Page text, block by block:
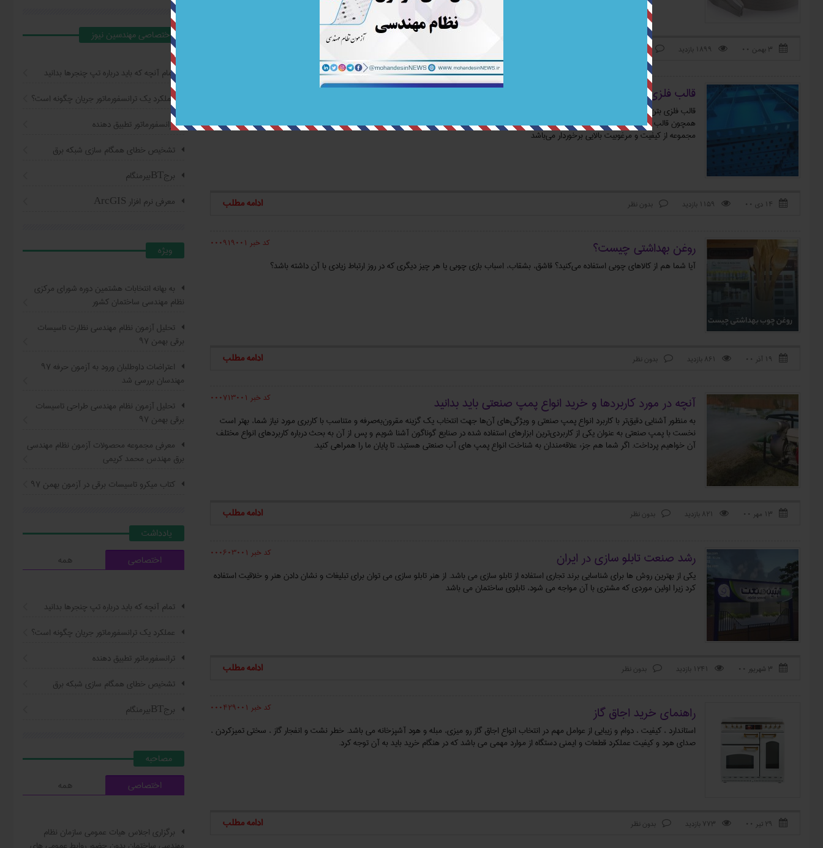
 ۳ بهمن ۰۰  1899 بازدید  بدون نظر
قالب فلزی بتن چیست و چه کارایی دارد؟
قالب فلزی بتن جهت دیوارها؛ ستون‌های بتنی؛ قالب بندی فونداسیون؛ اتوبان سازی و ... مورد استفاده قرار می‌گیرد. جهت اطلاع از قیمت انواع محصولاتی
همچون قالب بتن؛ سولجر؛ جک سقفی و.... می‌توانید به وب‌سایت ghalebbenyamin.com؛ گروه تولیدی قالب بنیامین مراجعه کنید. محصولات این
مجموعه از کیفیت و مرغوبیت بالایی برخوردار می‌باشد
 ۱۴ دی ۰۰  1159 بازدید  بدون نظر ادامه مطلب
کد خبر 000919001 روغن بهداشتی چیست؟
آیا شما هم از کالاهای چوبی استفاده می‌کنید؟ قاشق، بشقاب، اسباب بازی چوبی یا هر چیز دیگری که در روز ارتباط زیادی با آن داشته باشد؟
 ۱۹ آذر ۰۰  861 بازدید  بدون نظر ادامه مطلب
کد خبر 000713001 آنچه در مورد کاربردها و خرید انواع پمپ صنعتی باید بدانید
به منظور آشنایی دقیق‌تر با کاربرد انواع پمپ صنعتی و ویژگی‌های آن‌ها جهت انتخاب یک گزینه مقرون‌به‌صرفه و متناسب با کاربری مورد نیاز شما، بهتر است
نخست با پمپ صنعتی به عنوان یکی از کاربردی‌ترین ابزارهای استفاده شده در صنایع گوناگون آشنا شویم و پس از آن به بحث درباره کاربردهای انواع مختلف
آن خواهیم پرداخت. اگر شما هم جزء علاقه‌مندان به شناخت انواع پمپ های آب صنعتی هستید، تا پایان ما را همراهی کنید.
 ۱۳ مهر ۰۰  821 بازدید  بدون نظر ادامه مطلب
کد خبر 000603001 رشد صنعت تابلو سازی در ایران
یکی از بهترین روش ها برای شناسایی برند تجاری استفاده از تابلو سازی می باشد. از هنر تابلو سازی می توان برای تبلیغات و نشان دادن هنر و خلاقیت استفاده
کرد زیرا اولین موردی که مشتری با آن مواجه می شود، تابلوی ساختمان می باشد
 ۳ شهریور ۰۰  1241 بازدید  بدون نظر ادامه مطلب
کد خبر 000429001 راهنمای خرید اجاق گاز
استاندارد ، کیفیت ، دوام و زیبایی از عوامل مهم در انتخاب انواع اجاق گاز رو میزی، مبله و هود آشپزخانه می باشد. خطر نشت و انفجار گاز ، سختی تمیزکردن ،
صدای هود و کیفیت عملکرد قطعات و ایمنی دستگاه از موارد مهمی می باشد که در هنگام خرید باید به آن توجه کرد.
 ۲۹ تیر ۰۰  773 بازدید  بدون نظر ادامه مطلب
اختصاصي مهندسين نيوز
تمام آنچه که باید درباره تپ چنجرها بدانید
عملکرد یک ترانسفورماتور جریان چگونه است؟
ترانسفورماتور تطبیق دهنده
تشخیص خطای همگام سازی شبکه برق
برجBTبیرمنگام
معرفی نرم افزار ArcGIS
ويژه
به بهانه انتخابات هشتمین دوره شورای مرکزی
نظام مهندسی ساختمان کشور
تحلیل آزمون نظام مهندسی نظارت تاسیسات
برقی بهمن ۹۷
اعتراضات داوطلبان ورود به آزمون حرفه ٩٧
مهندسان بررسی شد
تحلیل آزمون نظام مهندسی طراحی تاسیسات
برقی بهمن ۹۷
معرفی مجموعه محصولات آزمون نظام مهندسی
برق مهندس محمد کریمی
کتاب ميکرو تاسيسات برقي در آزمون بهمن ۹۷
يادداشت
اختصاصی
همه
تمام آنچه که باید درباره تپ چنجرها بدانید
عملکرد یک ترانسفورماتور جریان چگونه است؟
ترانسفورماتور تطبیق دهنده
تشخیص خطای همگام سازی شبکه برق
برجBTبیرمنگام
مصاحبه
اختصاصی
همه
برگزاری اجلاس هیات عمومی سازمان نظام